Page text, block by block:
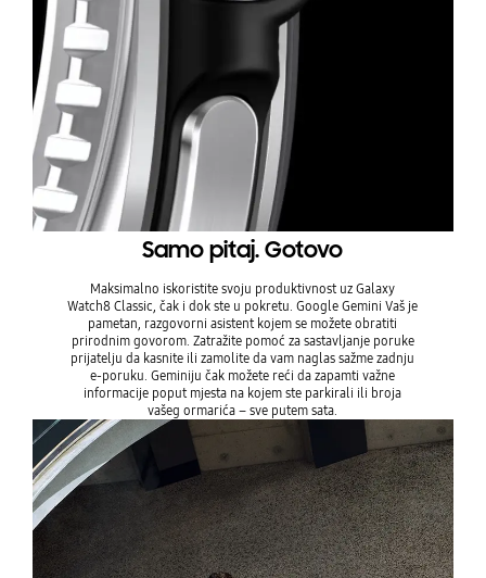
Samo pitaj. Gotovo
Maksimalno iskoristite svoju produktivnost uz Galaxy
Watch8 Classic, čak i dok ste u pokretu. Google Gemini Vaš je
pametan, razgovorni asistent kojem se možete obratiti
prirodnim govorom. Zatražite pomoć za sastavljanje poruke
prijatelju da kasnite ili zamolite da vam naglas sažme zadnju
e-poruku. Geminiju čak možete reći da zapamti važne
informacije poput mjesta na kojem ste parkirali ili broja
vašeg ormarića – sve putem sata.